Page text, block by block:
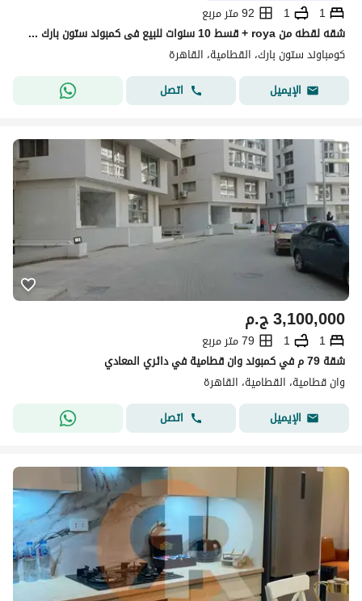
1
1
92 متر مربع
شقه لقطه من roya + قسط 10 سنوات للبيع فى كمبوند ستون بارك stone park بالقرب من الجامعه الامريكيه القرب من ميفيدا وفى ظهر وان نينتى
كومباوند ستون بارك، القطامية، القاهرة
الإيميل
اتصل
ج.م3,100,000
1
1
79 متر مربع
شقة 79 م في كمبوند وان قطامية في دائري المعادي
وان قطامية، القطامية، القاهرة
الإيميل
اتصل